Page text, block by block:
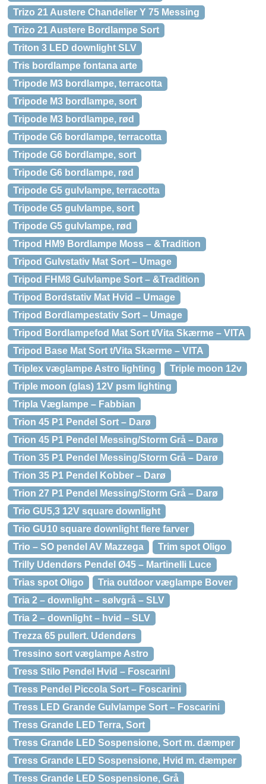
Trizo 21 Austere Chandelier Y 75 Messing
Trizo 21 Austere Bordlampe Sort
Triton 3 LED downlight SLV
Tris bordlampe fontana arte
Tripode M3 bordlampe, terracotta
Tripode M3 bordlampe, sort
Tripode M3 bordlampe, rød
Tripode G6 bordlampe, terracotta
Tripode G6 bordlampe, sort
Tripode G6 bordlampe, rød
Tripode G5 gulvlampe, terracotta
Tripode G5 gulvlampe, sort
Tripode G5 gulvlampe, rød
Tripod HM9 Bordlampe Moss – &Tradition
Tripod Gulvstativ Mat Sort – Umage
Tripod FHM8 Gulvlampe Sort – &Tradition
Tripod Bordstativ Mat Hvid – Umage
Tripod Bordlampestativ Sort – Umage
Tripod Bordlampefod Mat Sort t/Vita Skærme – VITA
Tripod Base Mat Sort t/Vita Skærme – VITA
Triplex væglampe Astro lighting
Triple moon 12v
Triple moon (glas) 12V psm lighting
Tripla Væglampe – Fabbian
Trion 45 P1 Pendel Sort – Darø
Trion 45 P1 Pendel Messing/Storm Grå – Darø
Trion 35 P1 Pendel Messing/Storm Grå – Darø
Trion 35 P1 Pendel Kobber – Darø
Trion 27 P1 Pendel Messing/Storm Grå – Darø
Trio GU5,3 12V square downlight
Trio GU10 square downlight flere farver
Trio – SO pendel AV Mazzega
Trim spot Oligo
Trilly Udendørs Pendel Ø45 – Martinelli Luce
Trias spot Oligo
Tria outdoor væglampe Bover
Tria 2 – downlight – sølvgrå – SLV
Tria 2 – downlight – hvid – SLV
Trezza 65 pullert. Udendørs
Tressino sort væglampe Astro
Tress Stilo Pendel Hvid – Foscarini
Tress Pendel Piccola Sort – Foscarini
Tress LED Grande Gulvlampe Sort – Foscarini
Tress Grande LED Terra, Sort
Tress Grande LED Sospensione, Sort m. dæmper
Tress Grande LED Sospensione, Hvid m. dæmper
Tress Grande LED Sospensione, Grå